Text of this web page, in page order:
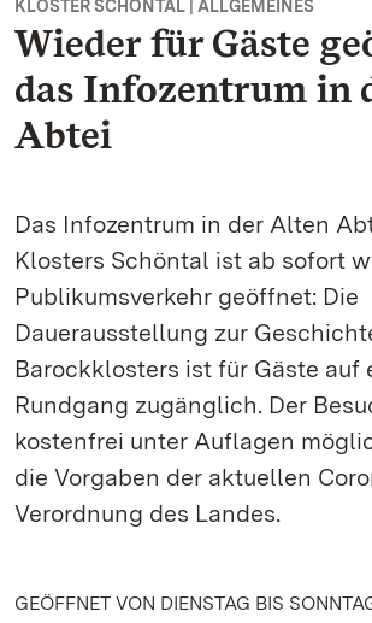
KLOSTER SCHÖNTAL | ALLGEMEINES
Wieder für Gäste
das Infozentrum in
Abtei
Das Infozentrum in der Alten
Klosters Schöntal ist ab sofort
Publikumsverkehr geöffnet: Die
Dauerausstellung zur
Barockklosters ist für Gäste auf
Rundgang zugänglich. Der
kostenfrei unter Auflagen
die Vorgaben der aktuellen
Verordnung des Landes.
GEÖFFNET VON DIENSTAG BIS